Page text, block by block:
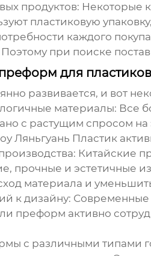
продуктов: Некоторые
пластиковую
каждого
Поэтому при поиске
для
развивается, и вот
материалы: Все
с растущим спросом
Ляньгуань Пластик
Китайские
прочные и эстетичные
материала и
к дизайну: Современные
преформ активно
с различными типами